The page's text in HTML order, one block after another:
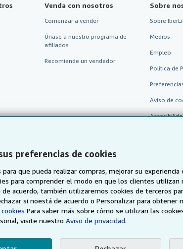
preferencias de cookies
para que pueda realizar compras, mejorar su
para comprender el modo en que los clientes
de acuerdo, también utilizaremos cookies de terceros
si noestá de acuerdo o Personalizar para
Para saber más sobre cómo se utilizan las
visite nuestroAviso de privacidad.
Venda con nosotros
Comenzar a vender
Únase a nuestro programa de
afiliados
Recomiende un vendedor
Sobre
Sobre
Medios
Empleo
Política de
Aviso de
AbeBooks.co.uk AbeBooks.de